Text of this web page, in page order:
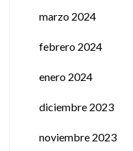
marzo 2024
febrero 2024
enero 2024
diciembre 2023
noviembre 2023